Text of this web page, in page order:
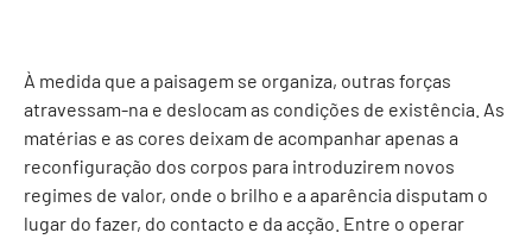
À medida que a paisagem se organiza, outras forças
atravessam-na e deslocam as condições de existência. As
matérias e as cores deixam de acompanhar apenas a
reconfiguração dos corpos para introduzirem novos
regimes de valor, onde o brilho e a aparência disputam o
lugar do fazer, do contacto e da acção. Entre o operar